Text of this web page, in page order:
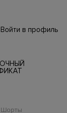
Войти в профиль
Шорты